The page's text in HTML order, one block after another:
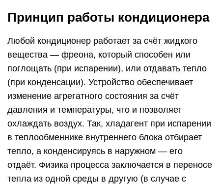
Принцип работы кондиционера
Любой кондиционер работает за счёт жидкого
вещества — фреона, который способен или
поглощать (при испарении), или отдавать тепло
(при конденсации). Устройство обеспечивает
изменение агрегатного состояния за счёт
давления и температуры, что и позволяет
охлаждать воздух. Так, хладагент при испарении
в теплообменнике внутреннего блока отбирает
тепло, а конденсируясь в наружном — его
отдаёт. Физика процесса заключается в переносе
тепла из одной среды в другую (в случае с